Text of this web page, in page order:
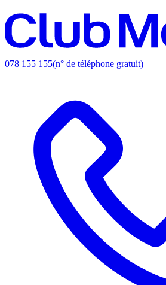
078 155 155(n° de téléphone gratuit)